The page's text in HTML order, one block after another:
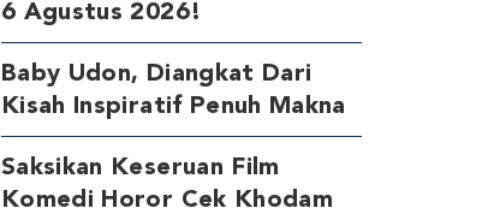
6 Agustus 2026!
Baby Udon, Diangkat Dari
Kisah Inspiratif Penuh Makna
Saksikan Keseruan Film
Komedi Horor Cek Khodam